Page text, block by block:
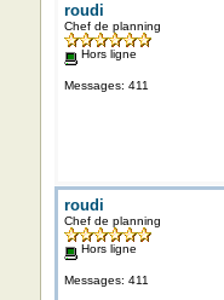
roudi
Chef de planning
Hors ligne
Messages: 411
roudi
Chef de planning
Hors ligne
Messages: 411